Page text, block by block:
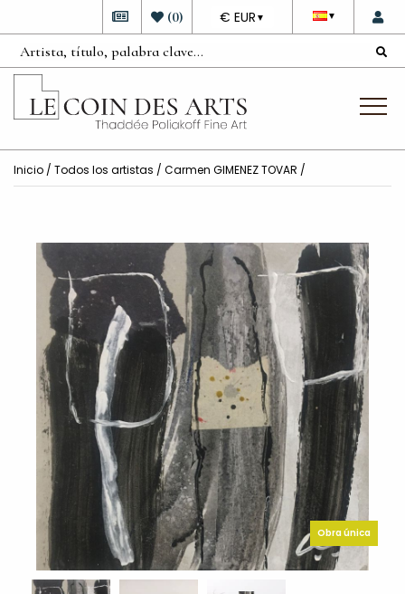
▼
DEVISE
€ EUR ▼
(0)
Inicio / Todos los artistas / Carmen GIMENEZ TOVAR /
Obra única